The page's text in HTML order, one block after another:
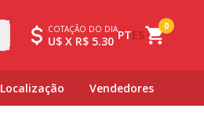
COTAÇÃO DO DIA
U$ X R$ 5.30 PTES
0
Localização Vendedores